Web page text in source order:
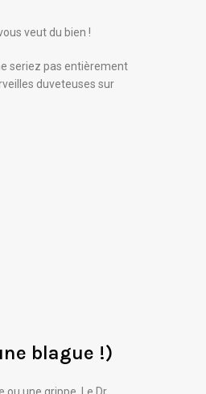
veut du bien !
seriez pas entièrement
duveteuses sur
blague !)